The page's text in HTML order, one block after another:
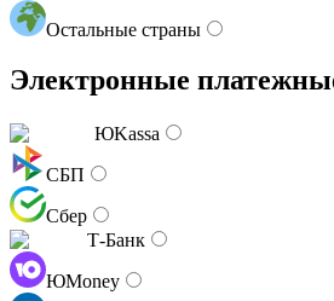
Остальные страны
Электронные
ЮKassa
СБП
Сбер
Т-Банк
ЮMoney